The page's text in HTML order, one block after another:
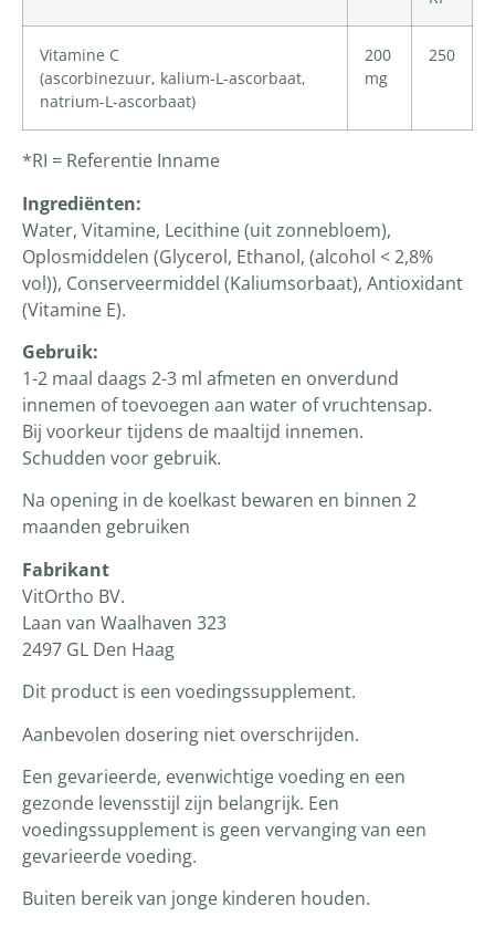
Vitamine C
(ascorbinezuur, kalium-L-ascorbaat,
natrium-L-ascorbaat)
200
mg
250
*RI = Referentie Inname
Ingrediënten:
Water, Vitamine, Lecithine (uit zonnebloem),
Oplosmiddelen (Glycerol, Ethanol, (alcohol < 2,8%
vol)), Conserveermiddel (Kaliumsorbaat), Antioxidant
(Vitamine E).
Gebruik:
1-2 maal daags 2-3 ml afmeten en onverdund
innemen of toevoegen aan water of vruchtensap.
Bij voorkeur tijdens de maaltijd innemen.
Schudden voor gebruik.
Na opening in de koelkast bewaren en binnen 2
maanden gebruiken
Fabrikant
VitOrtho BV.
Laan van Waalhaven 323
2497 GL Den Haag
Dit product is een voedingssupplement.
Aanbevolen dosering niet overschrijden.
Een gevarieerde, evenwichtige voeding en een
gezonde levensstijl zijn belangrijk. Een
voedingssupplement is geen vervanging van een
gevarieerde voeding.
Buiten bereik van jonge kinderen houden.